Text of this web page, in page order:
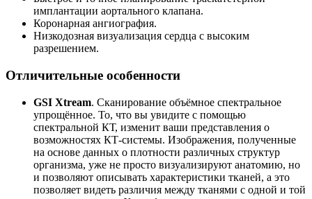
имплантации аортального клапана.
Коронарная ангиография.
Низкодозная визуализация сердца с высоким
разрешением.
Отличительные особенности
GSI Xtream. Сканирование объёмное спектральное
упрощённое. То, что вы увидите с помощью
спектральной КТ, изменит ваши представления о
возможностях КТ-системы. Изображения, полученные
на основе данных о плотности различных структур
организма, уже не просто визуализируют анатомию, но
и позволяют описывать характеристики тканей, а это
позволяет видеть различия между тканями с одной и той